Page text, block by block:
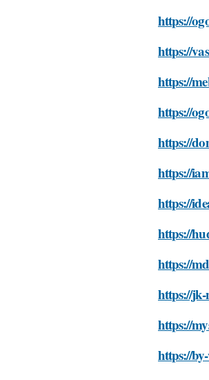
https://
https://
https://
https://
https://
https://
https://
https://
https://
https://jk-
https://
https://